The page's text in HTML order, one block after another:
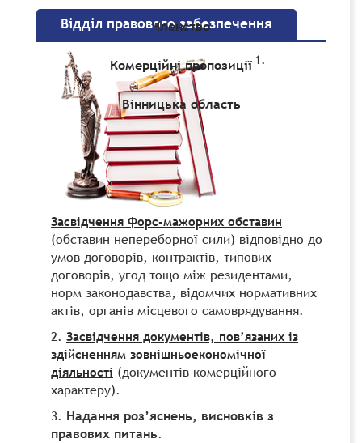
Членство
Комерційні пропозиції
Вінницька область
Відділ правового забезпечення
Засвідчення форс-мажорних обставин
(обставин непереборної сили) відповідно до
умов договорів, контрактів, типових
договорів, угод тощо між резидентами,
норм законодавства, відомчих нормативних
актів, органів місцевого самоврядування.
Засвідчення документів, пов’язаних із
здійсненням зовнішньоекономічної
діяльності (документів комерційного
характеру).
Надання роз’яснень, висновків з
правових питань.